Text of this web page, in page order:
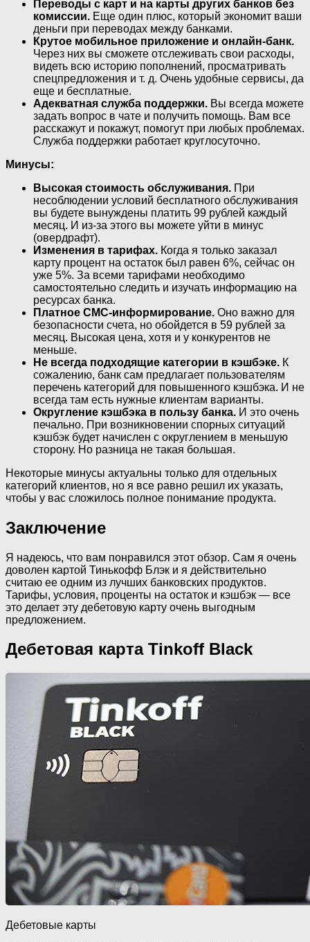
Переводы с карт и на карты других банков без
комиссии. Еще один плюс, который экономит ваши
деньги при переводах между банками.
Крутое мобильное приложение и онлайн-банк.
Через них вы сможете отслеживать свои расходы,
видеть всю историю пополнений, просматривать
спецпредложения и т. д. Очень удобные сервисы, да
еще и бесплатные.
Адекватная служба поддержки. Вы всегда можете
задать вопрос в чате и получить помощь. Вам все
расскажут и покажут, помогут при любых проблемах.
Служба поддержки работает круглосуточно.
Минусы:
Высокая стоимость обслуживания. При
несоблюдении условий бесплатного обслуживания
вы будете вынуждены платить 99 рублей каждый
месяц. И из-за этого вы можете уйти в минус
(овердрафт).
Изменения в тарифах. Когда я только заказал
карту процент на остаток был равен 6%, сейчас он
уже 5%. За всеми тарифами необходимо
самостоятельно следить и изучать информацию на
ресурсах банка.
Платное СМС-информирование. Оно важно для
безопасности счета, но обойдется в 59 рублей за
месяц. Высокая цена, хотя и у конкурентов не
меньше.
Не всегда подходящие категории в кэшбэке. К
сожалению, банк сам предлагает пользователям
перечень категорий для повышенного кэшбэка. И не
всегда там есть нужные клиентам варианты.
Округление кэшбэка в пользу банка. И это очень
печально. При возникновении спорных ситуаций
кэшбэк будет начислен с округлением в меньшую
сторону. Но разница не такая большая.
Некоторые минусы актуальны только для отдельных
категорий клиентов, но я все равно решил их указать,
чтобы у вас сложилось полное понимание продукта.
Заключение
Я надеюсь, что вам понравился этот обзор. Сам я очень
доволен картой Тинькофф Блэк и я действительно
считаю ее одним из лучших банковских продуктов.
Тарифы, условия, проценты на остаток и кэшбэк — все
это делает эту дебетовую карту очень выгодным
предложением.
Дебетовая карта Tinkoff Black
Дебетовые карты